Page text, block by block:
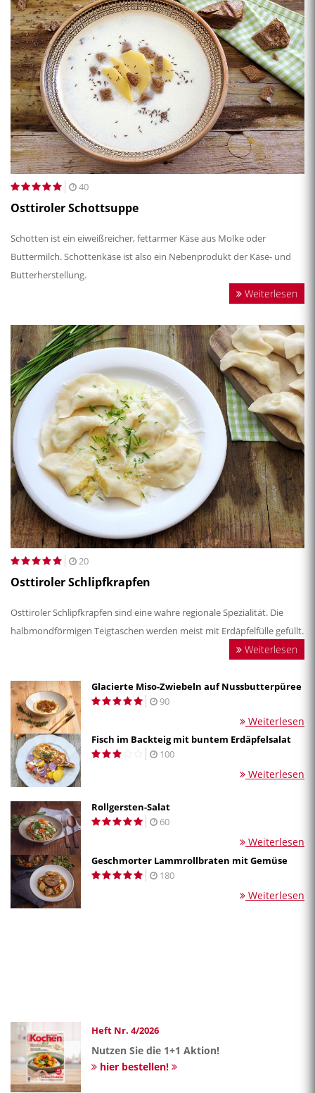
40
Osttiroler Schottsuppe
Schotten ist ein eiweißreicher, fettarmer Käse aus Molke oder
Buttermilch. Schottenkäse ist also ein Nebenprodukt der Käse- und
Butterherstellung.
Weiterlesen
20
Osttiroler Schlipfkrapfen
Osttiroler Schlipfkrapfen sind eine wahre regionale Spezialität. Die
halbmondförmigen Teigtaschen werden meist mit Erdäpfelfülle gefüllt.
Weiterlesen
Glacierte Miso-Zwiebeln auf Nussbutterpüree
90
Weiterlesen
Fisch im Backteig mit buntem Erdäpfelsalat
100
Weiterlesen
Rollgersten-Salat
60
Weiterlesen
Geschmorter Lammrollbraten mit Gemüse
180
Weiterlesen
Heft Nr. 4/2026
Nutzen Sie die 1+1 Aktion!
hier bestellen!